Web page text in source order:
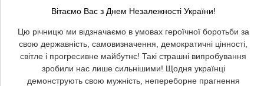
Вітаємо Вас з Днем Незалежності України!
Цю річницю ми відзначаємо в умовах героїчної боротьби за
свою державність, самовизначення, демократичні цінності,
світле і прогресивне майбутнє! Такі страшні випробування
зробили нас лише сильнішими! Щодня українці
демонструють свою мужність, непереборне прагнення